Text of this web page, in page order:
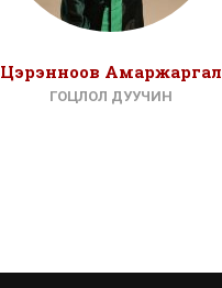
Цэрэнноов Амаржаргал
ГОЦЛОЛ ДУУЧИН